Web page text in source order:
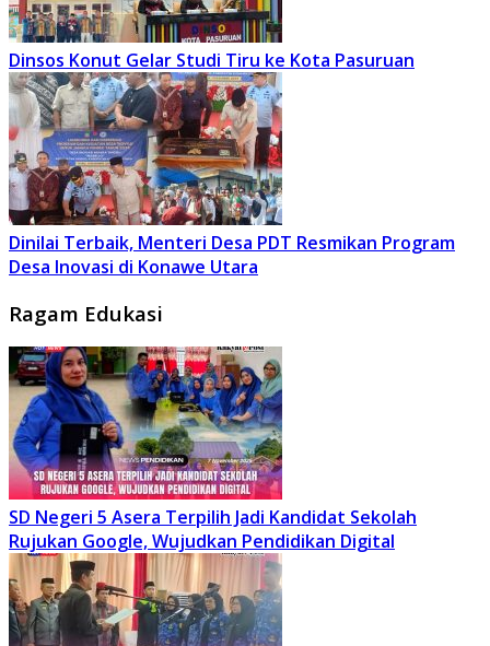
Dinsos Konut Gelar Studi Tiru ke Kota Pasuruan
Dinilai Terbaik, Menteri Desa PDT Resmikan Program
Desa Inovasi di Konawe Utara
Ragam Edukasi
SD Negeri 5 Asera Terpilih Jadi Kandidat Sekolah
Rujukan Google, Wujudkan Pendidikan Digital